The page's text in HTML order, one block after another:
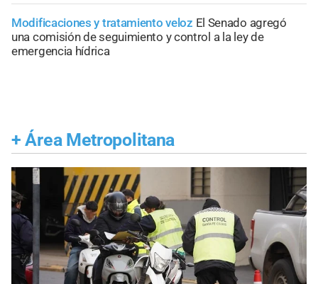
Modificaciones y tratamiento veloz El Senado agregó
una comisión de seguimiento y control a la ley de
emergencia hídrica
+ Área Metropolitana